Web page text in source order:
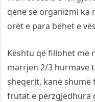
qenë se organizmi ka
orët e para bëhet e
Kështu që fillohet me
marrjen 2/3 hurmave
sheqerit, kanë
frutat e përzgjedhura